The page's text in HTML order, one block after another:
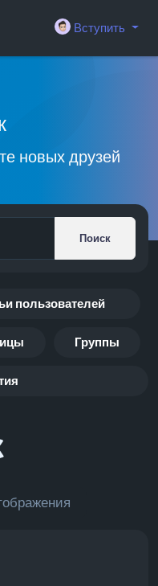
Вступить
новых друзей
Поиск
пользователей
Группы